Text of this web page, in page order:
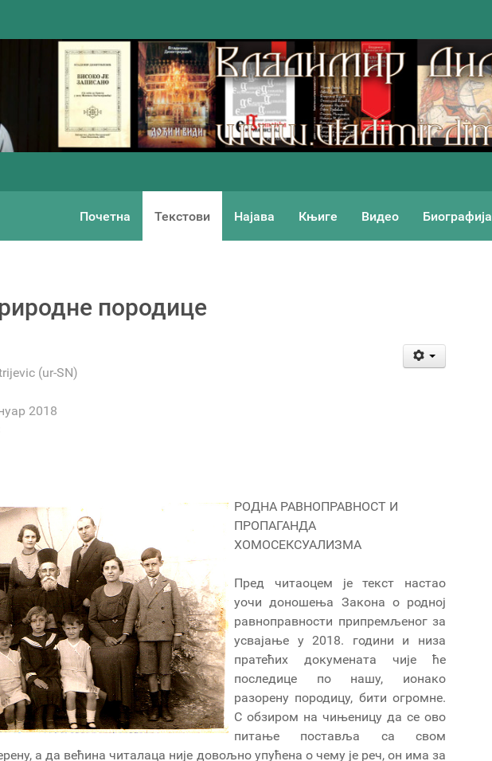
Почетна Текстови Најава Књиге Видео Биографија
породице
(ur-SN)
2018
РОДНА РАВНОПРАВНОСТ И
ПРОПАГАНДА
ХОМОСЕКСУАЛИЗМА
Пред читаоцем је текст настао
уочи доношења Закона о родној
равноправности припремљеног за
усвајање у 2018. години и низа
пратећих докумената чије ће
последице по нашу, ионако
разорену породицу, бити огромне.
С обзиром на чињеницу да се ово
питање поставља са свом
а да већина читалаца није довољно упућена о чему је реч, он има за